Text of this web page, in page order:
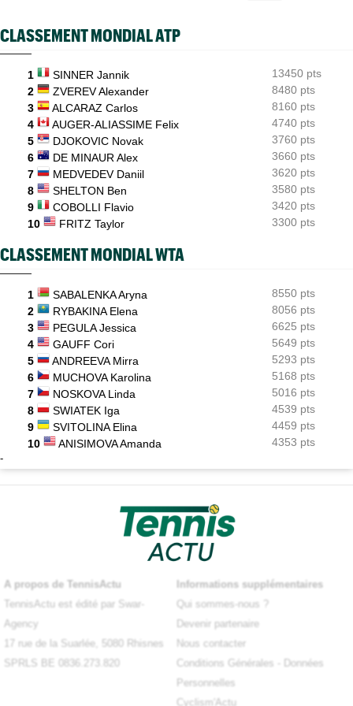
WTA - Toronto
Sept victoires de rang et... un dinosaure : l'Eala-mania au
CLASSEMENT MONDIAL ATP
1 SINNER Jannik
13450 pts
2
ZVEREV Alexander
8480 pts
3
ALCARAZ Carlos
8160 pts
4
AUGER-ALIASSIME Felix
4740 pts
5
DJOKOVIC Novak
3760 pts
6
DE MINAUR Alex
3660 pts
7
MEDVEDEV Daniil
3620 pts
8
SHELTON Ben
3580 pts
9
COBOLLI Flavio
3420 pts
10
FRITZ Taylor 3300 pts
CLASSEMENT MONDIAL WTA
1 SABALENKA Aryna
8550 pts
2
RYBAKINA Elena
8056 pts
3
PEGULA Jessica
6625 pts
4
GAUFF Cori
5649 pts
5
ANDREEVA Mirra
5293 pts
6
MUCHOVA Karolina
5168 pts
7
NOSKOVA Linda
5016 pts
8
SWIATEK Iga
4539 pts
9
SVITOLINA Elina
4459 pts
10
ANISIMOVA Amanda 4353 pts
-
A propos de TennisActu
TennisActu est édité par Swar-
Agency
17 rue de la Suarlée, 5080 Rhisnes
SPRLS BE 0836.273.820
Informations supplémentaires
Qui sommes-nous ?
Devenir partenaire
Nous contacter
Conditions Générales
Données
Personnelles
Cyclism'Actu